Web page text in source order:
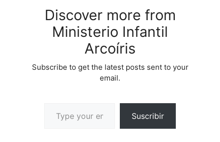
Discover more from
Ministerio Infantil
Arcoíris
Subscribe to get the latest posts sent to your
email.
Suscribir